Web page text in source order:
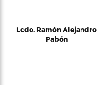
Lcdo. Ramón Alejandro
Pabón